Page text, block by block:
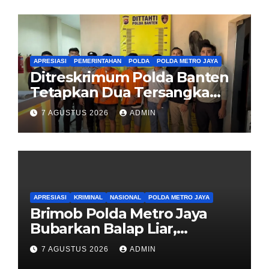
APRESIASI PEMERINTAHAN POLDA POLDA METRO JAYA
Ditreskrimum Polda Banten
Tetapkan Dua Tersangka
Kasus Aksi Anarkis dan
Penghasutan di Balaraja
7 AGUSTUS 2026 ADMIN
APRESIASI KRIMINAL NASIONAL POLDA METRO JAYA
Brimob Polda Metro Jaya
Bubarkan Balap Liar,
Sembilan Motor Diamankan
di Jakarta Timur
7 AGUSTUS 2026 ADMIN